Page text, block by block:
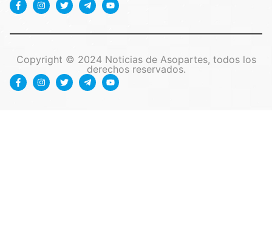
Copyright © 2024 Noticias de Asopartes, todos los
derechos reservados.